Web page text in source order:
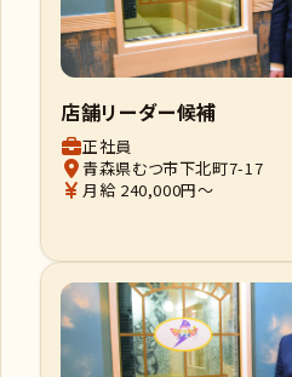
店舗リーダー候補
正社員
青森県むつ市下北町7-17
月給 240,000円～